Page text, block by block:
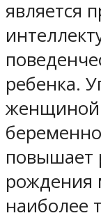
является
ребенка.
женщиной
повышает
рождения
наиболее